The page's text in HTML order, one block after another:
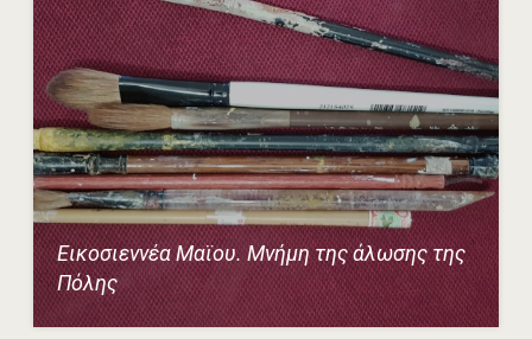
Εικοσιεννέα Μαϊου. Μνήμη της άλωσης της
Πόλης